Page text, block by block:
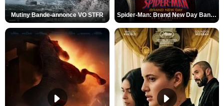
Mutiny Bande-annonce VO STFR Spider-Man: Brand New Day Bande-annonce VO STFR